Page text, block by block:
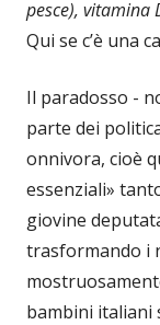
pesce), vitamina
Qui se c’è una
Il paradosso -
parte dei
onnivora, cioè
essenziali»
giovine
trasformando i
bambini italiani